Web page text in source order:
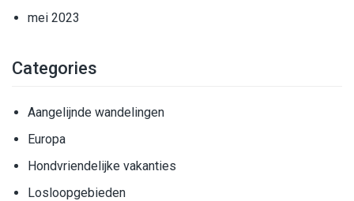
mei 2023
Categories
Aangelijnde wandelingen
Europa
Hondvriendelijke vakanties
Losloopgebieden